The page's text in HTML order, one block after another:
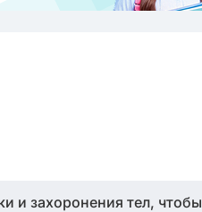
и захоронения тел, чтобы